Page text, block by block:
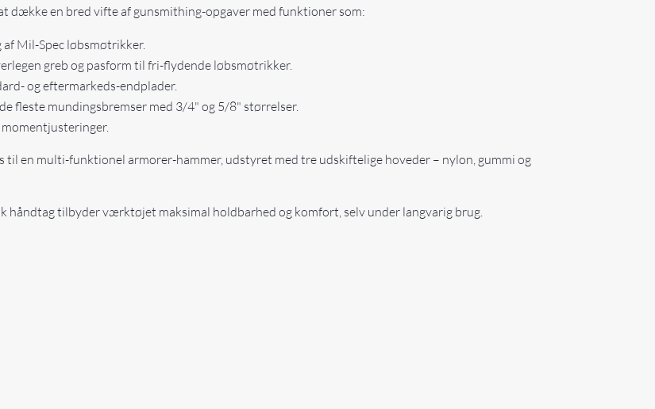
en bred vifte af gunsmithing-opgaver med funktioner som:
Mil-Spec løbsmøtrikker.
greb og pasform til fri-flydende løbsmøtrikker.
og eftermarkeds-endplader.
fleste mundingsbremser med 3/4" og 5/8" størrelser.
en multi-funktionel armorer-hammer, udstyret med tre udskiftelige hoveder – nylon, gummi og
håndtag tilbyder værktøjet maksimal holdbarhed og komfort, selv under langvarig brug.